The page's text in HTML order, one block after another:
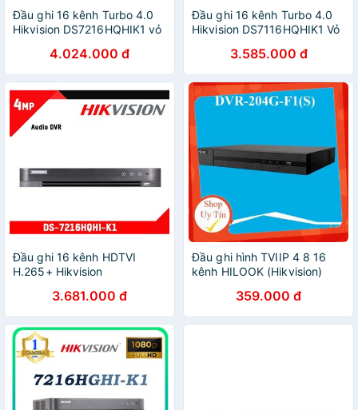
Đầu ghi 16 kênh Turbo 4.0
Hikvision DS7216HQHIK1 vỏ
4.024.000 đ
Đầu ghi 16 kênh Turbo 4.0
Hikvision DS7116HQHIK1 Vỏ
3.585.000 đ
Đầu ghi 16 kênh HDTVI
H.265+ Hikvision
chính hãng3.681.000 đ
Đầu ghi hình TVIIP 4 8 16
kênh HILOOK (Hikvision)
359.000 đ